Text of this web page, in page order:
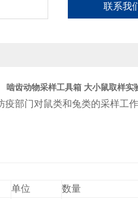
联系我
啮齿动物采样工具箱 大小鼠取样实
疫部门对鼠类和兔类的采样工
单位
数量